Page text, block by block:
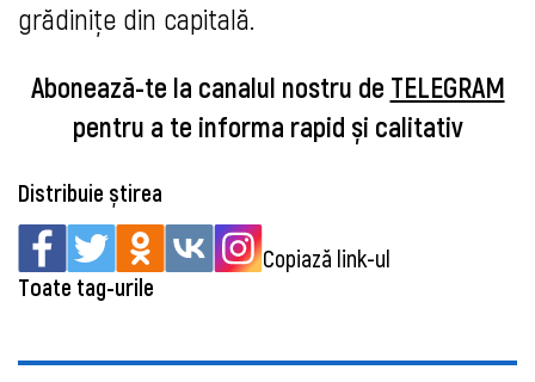
grădinițe din capitală.
Abonează-te la canalul nostru de TELEGRAM
pentru a te informa rapid și calitativ
Distribuie știrea
Copiază link-ul
Toate tag-urile